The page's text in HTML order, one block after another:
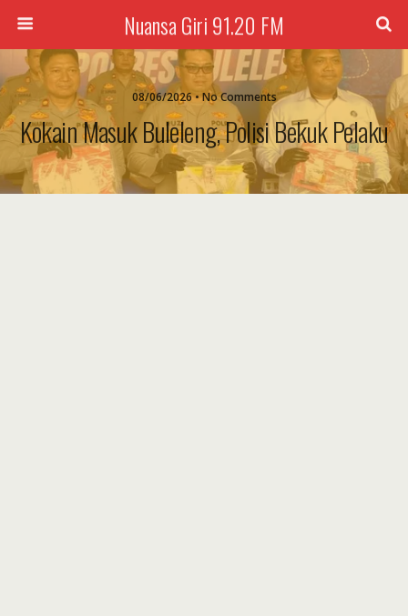
Nuansa Giri 91.20 FM
08/06/2026 • No Comments
Kokain Masuk Buleleng, Polisi Bekuk Pelaku